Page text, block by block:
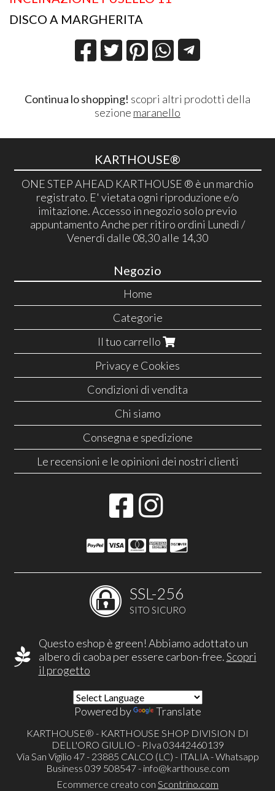
DISCO A MARGHERITA
Continua lo shopping! scopri altri prodotti della
sezione maranello
KARTHOUSE®
ONE STEP AHEAD KARTHOUSE ® è un marchio
registrato. E' vietata ogni riproduzione e/o
imitazione. Accesso in negozio solo previo
appuntamento Anche per ritiro ordini Lunedì /
Venerdì dalle 08,30 alle 14,30
Negozio
Home
Categorie
Il tuo carrello
Privacy e Cookies
Condizioni di vendita
Chi siamo
Consegna e spedizione
Le recensioni e le opinioni dei nostri clienti
SSL-256
SITO SICURO
Questo eshop è green! Abbiamo adottato un
albero di caoba per essere carbon-free.Scopri
il progetto
Powered by Translate
KARTHOUSE® - KARTHOUSE SHOP DIVISION DI
DELL'ORO GIULIO - P.Iva 03442460139
Via San Vigilio 47 - 23885 CALCO (LC) - ITALIA - Whatsapp
Business 039 508547 - info@karthouse.com
Ecommerce creato con Scontrino.com